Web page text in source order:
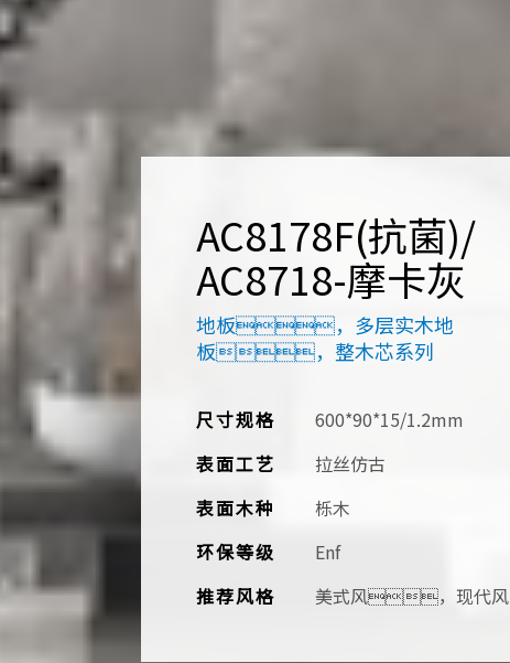
AC8178F(抗菌)/
AC8718-摩卡灰
地板，多层实木地
板，整木芯系列
尺寸规格
600*90*15/1.2mm
表面工艺
拉丝仿古
表面木种
栎木
环保等级
Enf
推荐风格
美式风，现代风